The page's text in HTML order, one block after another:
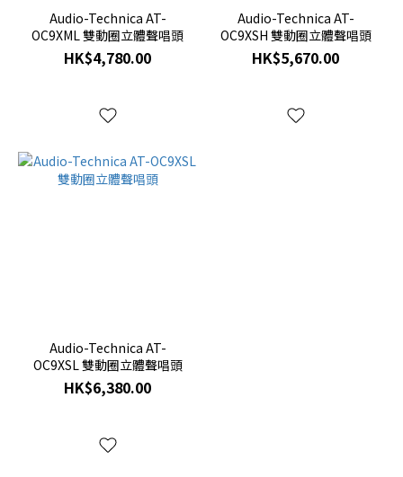
Audio-Technica AT-
OC9XML 雙動圈立體聲唱頭
HK$4,780.00
Audio-Technica AT-
OC9XSH 雙動圈立體聲唱頭
HK$5,670.00
Audio-Technica AT-
OC9XSL 雙動圈立體聲唱頭
HK$6,380.00